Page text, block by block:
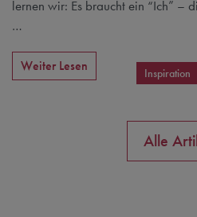
lernen wir: Es braucht ein “Ich” –
…
Weiter Lesen Inspiration
Alle